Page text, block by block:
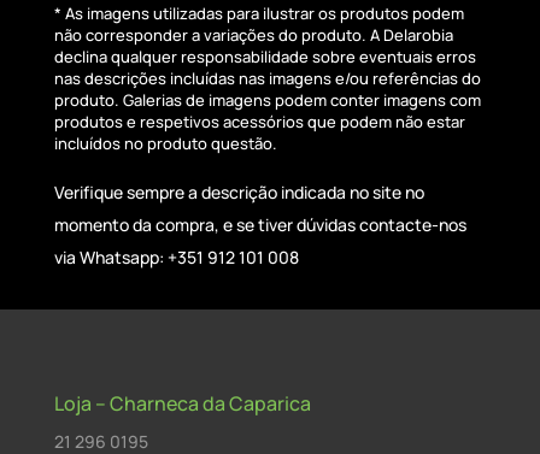
* As imagens utilizadas para ilustrar os produtos podem
não corresponder a variações do produto. A Delarobia
declina qualquer responsabilidade sobre eventuais erros
nas descrições incluídas nas imagens e/ou referências do
produto. Galerias de imagens podem conter imagens com
produtos e respetivos acessórios que podem não estar
incluídos no produto questão.
Verifique sempre a descrição indicada no site no
momento da compra, e se tiver dúvidas contacte-nos
via Whatsapp: +351 912 101 008
Loja – Charneca da Caparica
21 296 0195